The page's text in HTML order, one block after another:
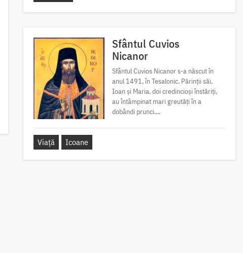
Sfântul Cuvios
Nicanor
Sfântul Cuvios Nicanor s-a născut în
anul 1491, în Tesalonic. Părinții săi,
Ioan și Maria, doi credincioși înstăriți,
au întâmpinat mari greutăți în a
dobândi prunci....
Viață Icoane